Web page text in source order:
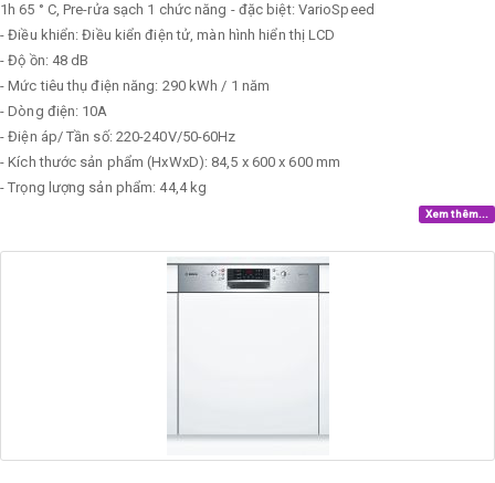
1h 65 ° C, Pre-rửa sạch 1 chức năng - đặc biệt: VarioSpeed
- Điều khiển: Điều kiển điện tử, màn hình hiển thị LCD
- Độ ồn: 48 dB
- Mức tiêu thụ điện năng: 290 kWh / 1 năm
- Dòng điện: 10A
- Điện áp/ Tần số: 220-240V/50-60Hz
- Kích thước sản phẩm (HxWxD): 84,5 x 600 x 600 mm
- Trọng lượng sản phẩm: 44,4 kg
Xem thêm...